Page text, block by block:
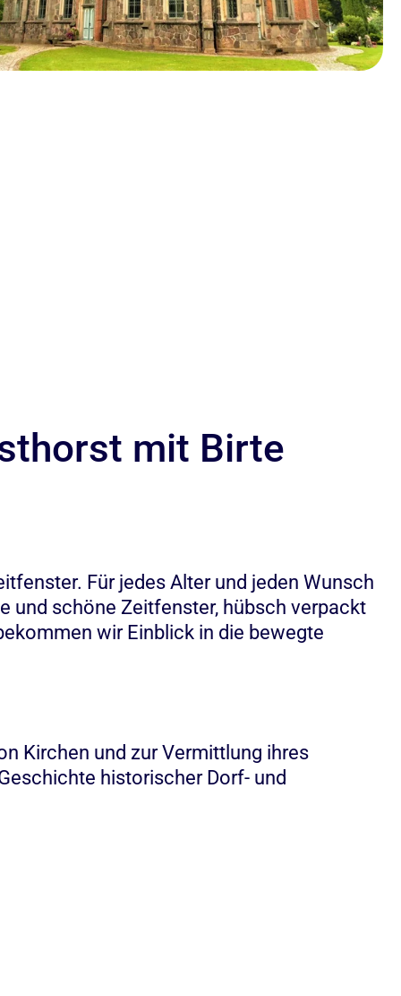
mit Birte
Für jedes Alter und jeden Wunsch
und schöne Zeitfenster, hübsch verpackt
wir Einblick in die bewegte
Kirchen und zur Vermittlung ihres
historischer Dorf- und